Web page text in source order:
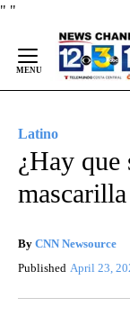
" "
Content
Latino
¿Hay que
By CNN Newsource
Published April 23,